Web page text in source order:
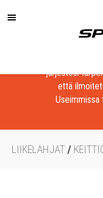
Löydä
järjestösi
että
Useimmissa
LIIKELAHJAT /